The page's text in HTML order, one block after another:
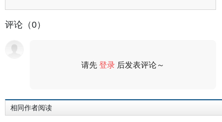
评论（0）
请先登录 后发表评论～
相同作者阅读